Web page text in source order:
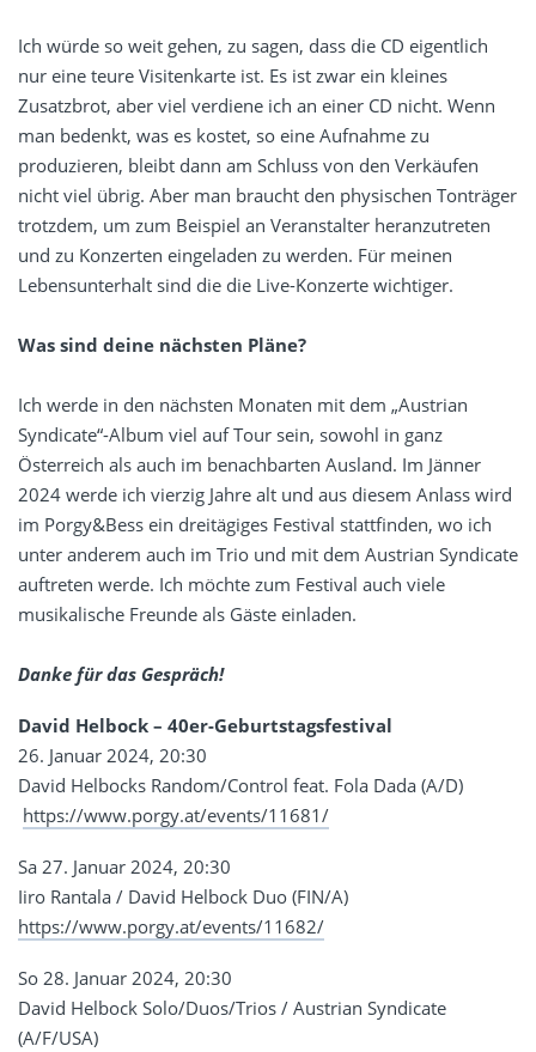
Ich würde so weit gehen, zu sagen, dass die CD eigentlich
nur eine teure Visitenkarte ist. Es ist zwar ein kleines
Zusatzbrot, aber viel verdiene ich an einer CD nicht. Wenn
man bedenkt, was es kostet, so eine Aufnahme zu
produzieren, bleibt dann am Schluss von den Verkäufen
nicht viel übrig. Aber man braucht den physischen Tonträger
trotzdem, um zum Beispiel an Veranstalter heranzutreten
und zu Konzerten eingeladen zu werden. Für meinen
Lebensunterhalt sind die die Live-Konzerte wichtiger.
Was sind deine nächsten Pläne?
Ich werde in den nächsten Monaten mit dem „Austrian
Syndicate“-Album viel auf Tour sein, sowohl in ganz
Österreich als auch im benachbarten Ausland. Im Jänner
2024 werde ich vierzig Jahre alt und aus diesem Anlass wird
im Porgy&Bess ein dreitägiges Festival stattfinden, wo ich
unter anderem auch im Trio und mit dem Austrian Syndicate
auftreten werde. Ich möchte zum Festival auch viele
musikalische Freunde als Gäste einladen.
Danke für das Gespräch!
David Helbock – 40er-Geburtstagsfestival
26. Januar 2024, 20:30
David Helbocks Random/Control feat. Fola Dada (A/D)
https://www.porgy.at/events/11681/
Sa 27. Januar 2024, 20:30
Iiro Rantala / David Helbock Duo (FIN/A)
https://www.porgy.at/events/11682/
So 28. Januar 2024, 20:30
David Helbock Solo/Duos/Trios / Austrian Syndicate
(A/F/USA)